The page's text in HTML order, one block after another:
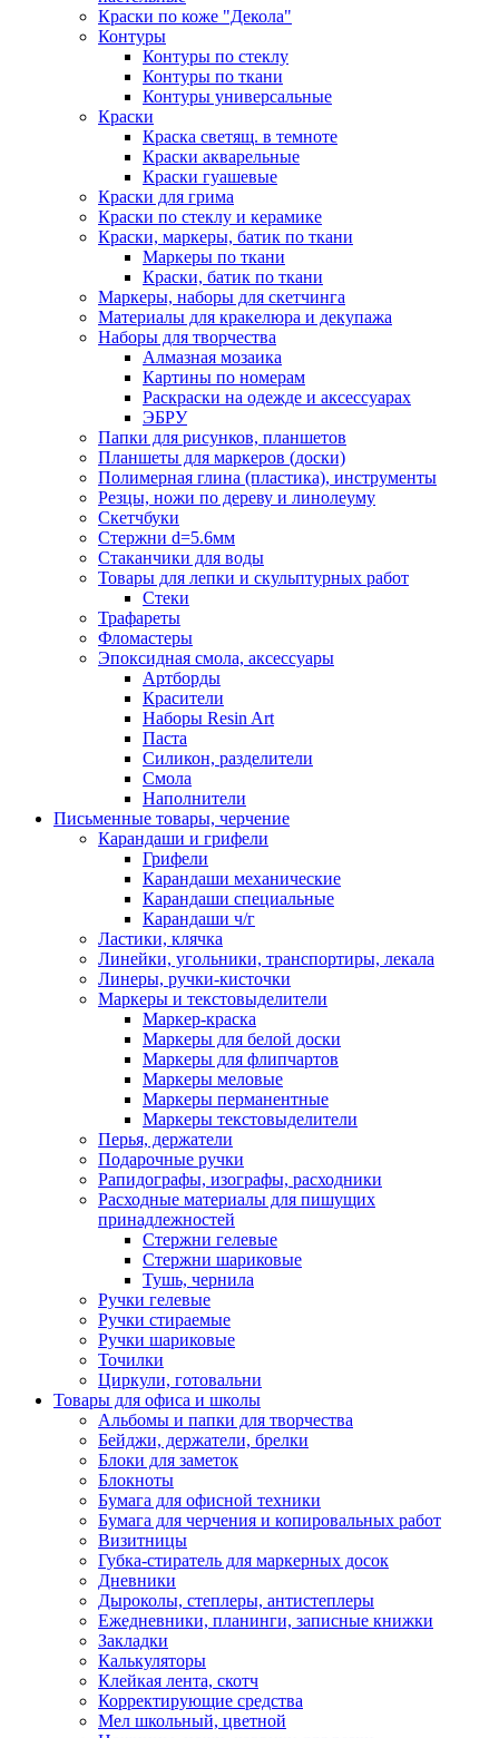
Краски по коже "Декола"
Контуры
Контуры по стеклу
Контуры по ткани
Контуры универсальные
Краски
Краска светящ. в темноте
Краски акварельные
Краски гуашевые
Краски для грима
Краски по стеклу и керамике
Краски, маркеры, батик по ткани
Маркеры по ткани
Краски, батик по ткани
Маркеры, наборы для скетчинга
Материалы для кракелюра и декупажа
Наборы для творчества
Алмазная мозаика
Картины по номерам
Раскраски на одежде и аксессуарах
ЭБРУ
Папки для рисунков, планшетов
Планшеты для маркеров (доски)
Полимерная глина (пластика), инструменты
Резцы, ножи по дереву и линолеуму
Скетчбуки
Стержни d=5.6мм
Стаканчики для воды
Товары для лепки и скульптурных работ
Стеки
Трафареты
Фломастеры
Эпоксидная смола, аксессуары
Артборды
Красители
Наборы Resin Art
Паста
Силикон, разделители
Смола
Наполнители
Письменные товары, черчение
Карандаши и грифели
Грифели
Карандаши механические
Карандаши специальные
Карандаши ч/г
Ластики, клячка
Линейки, угольники, транспортиры, лекала
Линеры, ручки-кисточки
Маркеры и текстовыделители
Маркер-краска
Маркеры для белой доски
Маркеры для флипчартов
Маркеры меловые
Маркеры перманентные
Маркеры текстовыделители
Перья, держатели
Подарочные ручки
Рапидографы, изографы, расходники
Расходные материалы для пишущих
принадлежностей
Стержни гелевые
Стержни шариковые
Тушь, чернила
Ручки гелевые
Ручки стираемые
Ручки шариковые
Точилки
Циркули, готовальни
Товары для офиса и школы
Альбомы и папки для творчества
Бейджи, держатели, брелки
Блоки для заметок
Блокноты
Бумага для офисной техники
Бумага для черчения и копировальных работ
Визитницы
Губка-стиратель для маркерных досок
Дневники
Дыроколы, степлеры, антистеплеры
Ежедневники, планинги, записные книжки
Закладки
Калькуляторы
Клейкая лента, скотч
Корректирующие средства
Мел школьный, цветной